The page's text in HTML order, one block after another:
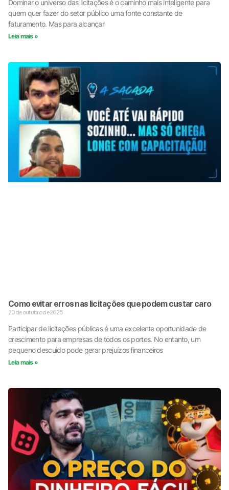
Dominar o universo das licitações é o caminho mais inteligente para
quem quer fazer do setor público uma fonte constante de
faturamento. Mas para alcançar
Leia mais »
Como evitar erros nas licitações que podem custar caro
20 de outubro de 2025
Participar de licitações públicas é uma excelente oportunidade de
crescimento para empresas de todos os portes. No entanto, um
pequeno descuido pode gerar prejuízos financeiros
Leia mais »